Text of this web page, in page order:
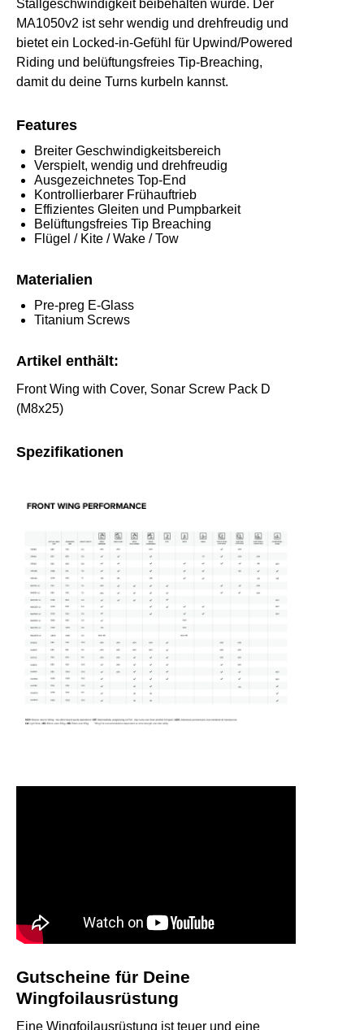
Stallgeschwindigkeit beibehalten wurde. Der
MA1050v2 ist sehr wendig und drehfreudig und
bietet ein Locked-in-Gefühl für Upwind/Powered
Riding und belüftungsfreies Tip-Breaching,
damit du deine Turns kurbeln kannst.
Features
Breiter Geschwindigkeitsbereich
Verspielt, wendig und drehfreudig
Ausgezeichnetes Top-End
Kontrollierbarer Frühauftrieb
Effizientes Gleiten und Pumpbarkeit
Belüftungsfreies Tip Breaching
Flügel / Kite / Wake / Tow
Materialien
Pre-preg E-Glass
Titanium Screws
Artikel enthält:
Front Wing with Cover, Sonar Screw Pack D
(M8x25)
Spezifikationen
Gutscheine für Deine
Wingfoilausrüstung
Eine Wingfoilausrüstung ist teuer und eine